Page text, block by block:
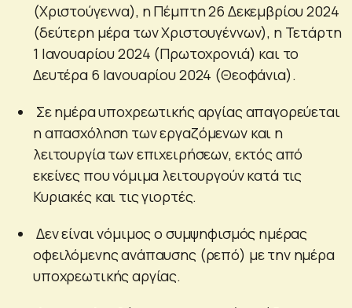
(Χριστούγεννα), η Πέμπτη 26 Δεκεμβρίου 2024
(δεύτερη μέρα των Χριστουγέννων), η Τετάρτη
1 Ιανουαρίου 2024 (Πρωτοχρονιά) και το
Δευτέρα 6 Ιανουαρίου 2024 (Θεοφάνια).
Σε ημέρα υποχρεωτικής αργίας απαγορεύεται
η απασχόληση των εργαζόμενων και η
λειτουργία των επιχειρήσεων, εκτός από
εκείνες που νόμιμα λειτουργούν κατά τις
Κυριακές και τις γιορτές.
Δεν είναι νόμιμος ο συμψηφισμός ημέρας
οφειλόμενης ανάπαυσης (ρεπό) με την ημέρα
υποχρεωτικής αργίας.